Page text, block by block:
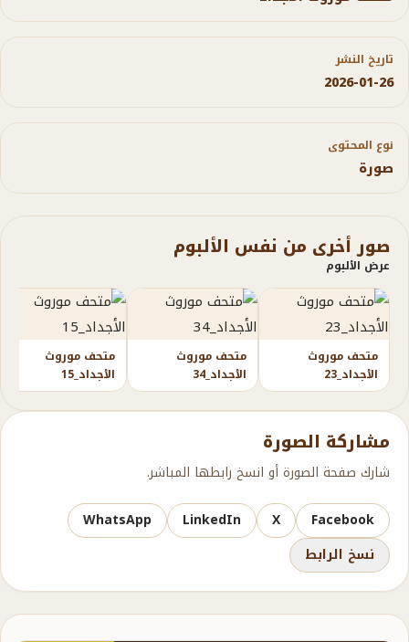
تاريخ النشر
2026-01-26
نوع المحتوى
صورة
صور أخرى من نفس الألبوم
عرض الألبوم
متحف موروث
الأجداد_23
متحف موروث
الأجداد_34
متحف موروث
الأجداد_15
مشاركة الصورة
شارك صفحة الصورة أو انسخ رابطها المباشر.
Facebook
X
LinkedIn
WhatsApp
نسخ الرابط